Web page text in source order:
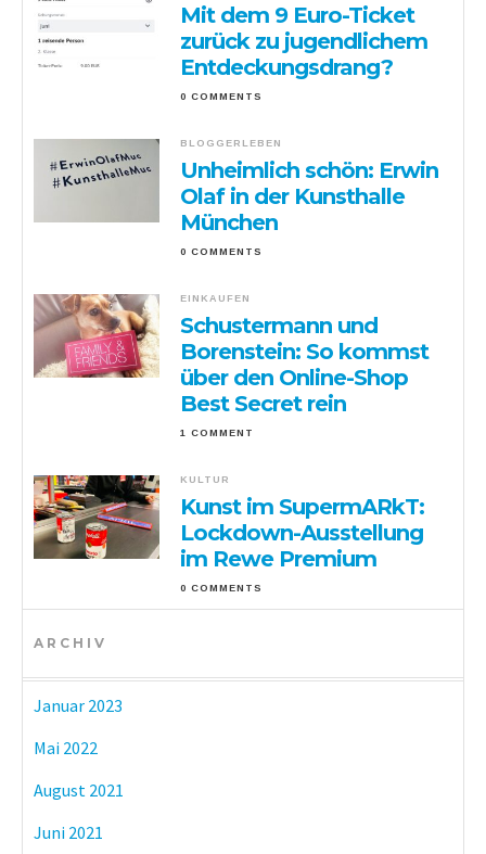
Mit dem 9 Euro-Ticket
zurück zu jugendlichem
Entdeckungsdrang?
0 COMMENTS
BLOGGERLEBEN
Unheimlich schön: Erwin
Olaf in der Kunsthalle
München
0 COMMENTS
EINKAUFEN
Schustermann und
Borenstein: So kommst
über den Online-Shop
Best Secret rein
1 COMMENT
KULTUR
Kunst im SupermARkT:
Lockdown-Ausstellung
im Rewe Premium
0 COMMENTS
ARCHIV
Januar 2023
Mai 2022
August 2021
Juni 2021